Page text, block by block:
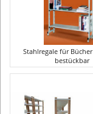
Stahlregale für
bestückbar